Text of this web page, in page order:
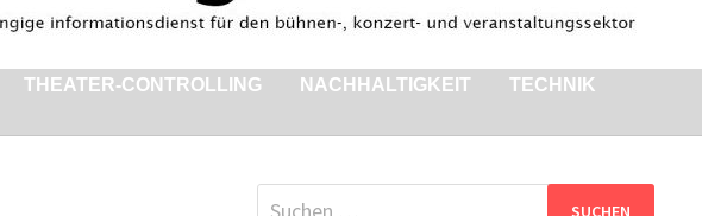
THEATER-CONTROLLING NACHHALTIGKEIT
TECHNIK
Suchen